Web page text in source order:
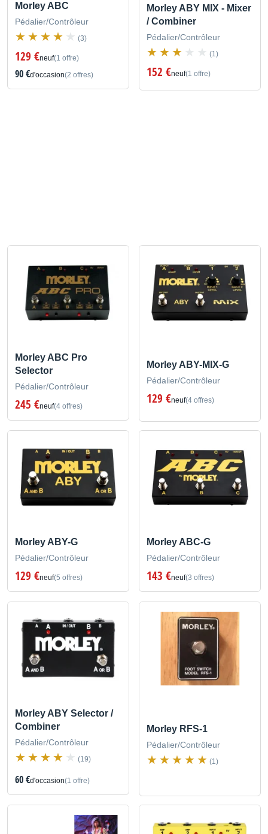
Morley ABC
Pédalier/Contrôleur
(3)
129 €neuf(1 offre)
90 €d'occasion(2 offres)
Morley ABY MIX - Mixer
/ Combiner
Pédalier/Contrôleur
(1)
152 €neuf(1 offre)
Morley ABC Pro
Selector
Pédalier/Contrôleur
245 €neuf(4 offres)
Morley ABY-MIX-G
Pédalier/Contrôleur
129 €neuf(4 offres)
Morley ABY-G
Pédalier/Contrôleur
129 €neuf(5 offres)
Morley ABC-G
Pédalier/Contrôleur
143 €neuf(3 offres)
Morley ABY Selector /
Combiner
Pédalier/Contrôleur
(19)
60 €d'occasion(1 offre)
Morley RFS-1
Pédalier/Contrôleur
(1)